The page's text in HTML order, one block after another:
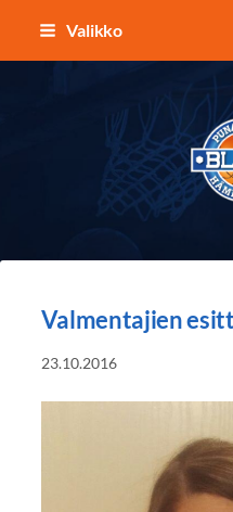
Siirry
Valikko
Valmentajien
23.10.2016